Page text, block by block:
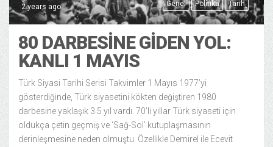
Genel Politika Tarih
2 years ago
80 DARBESINE GIDEN YOL:
KANLI 1 MAYIS
Türk Siyasi Tarihi Serisi Takvimler 1 Mayıs 1977’yi
gösterdiğinde, Türk siyasetini kökten değiştiren 1980
darbesine yaklaşık 3.5 yıl vardı. 70’li yıllar Türk siyaseti için
oldukça çetin geçmiş ve ‘Sağ-Sol’ kutuplaşmasının
derinleşmesine neden olmuştu. Özellikle Demirel ile Ecevit